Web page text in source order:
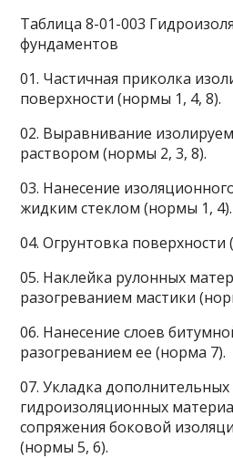
Таблица 8-01-003
фундаментов
01. Частичная приколка
поверхности (нормы 1, 4, 8).
02. Выравнивание
раствором (нормы 2, 3, 8).
03. Нанесение
жидким стеклом (нормы 1, 4).
04. Огрунтовка поверхности
05. Наклейка рулонных
разогреванием мастики
06. Нанесение слоев
разогреванием ее (норма 7).
07. Укладка дополнительных
гидроизоляционных
сопряжения боковой
(нормы 5, 6).